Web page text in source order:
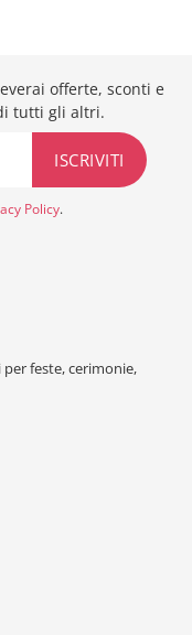
offerte, sconti e
tutti gli altri.
Policy.
feste, cerimonie,